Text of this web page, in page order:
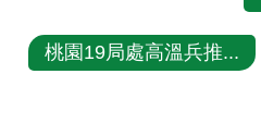
站
安
桃園19局處高溫兵推...